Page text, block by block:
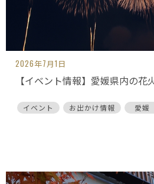
2026年7月1日
【イベント情報】愛媛県内の花
イベント お出かけ情報 愛媛